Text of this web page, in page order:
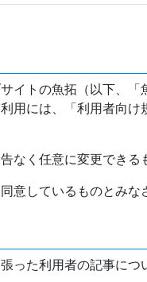
イトの魚拓（以下、
用には、「利用者向
なく任意に変更できる
意しているものとみな
った利用者の記事に